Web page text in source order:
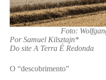
Foto:
Por Samuel Kilsztajn*
Do site A Terra É Redonda
O “descobrimento”